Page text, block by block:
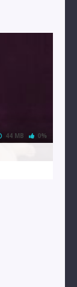
44 MB 0%